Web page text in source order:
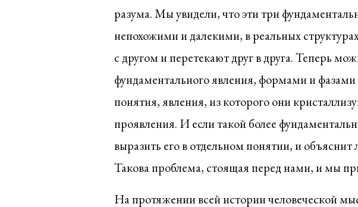
разума. Мы увидели, что эти три
непохожими и далекими, в реальных
с другом и перетекают друг в друга. Теперь
фундаментального явления, формами и фазами
понятия, явления, из которого они
проявления. И если такой более
выразить его в отдельном понятии, и
Такова проблема, стоящая перед нами, и мы
На протяжении всей истории человеческой